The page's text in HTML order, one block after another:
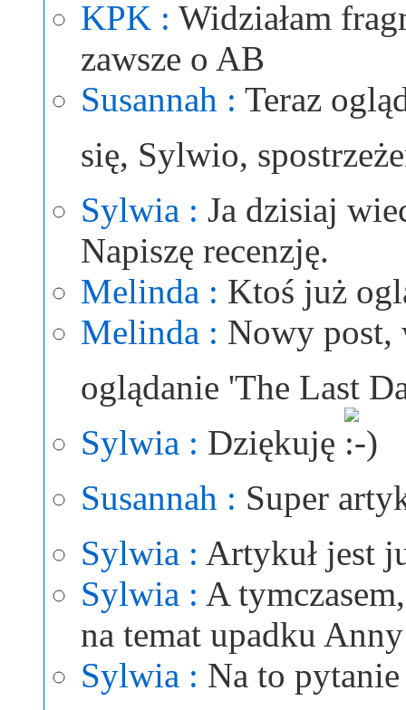
KPK : Widziałam
zawsze o AB
Susannah : Teraz
się, Sylwio,
Sylwia : Ja dzisiaj
Napiszę recenzję.
Melinda : Ktoś już
Melinda : Nowy post,
oglądanie 'The Last
Sylwia : Dziękuję
Susannah : Super
Sylwia : Artykuł jest
Sylwia : A
na temat upadku
Sylwia : Na to